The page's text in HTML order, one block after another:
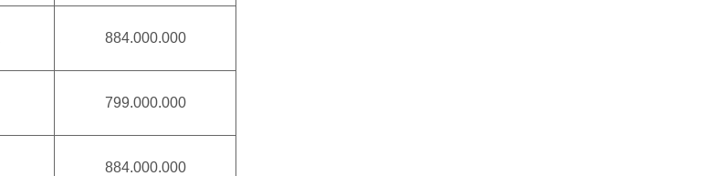
884.000.000
799.000.000
884.000.000